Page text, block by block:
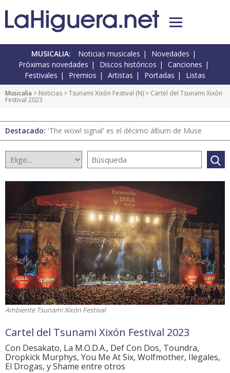
MUSICALIA: Noticias musicales
Novedades
Próximas novedades
Discos históricos
Canciones
Festivales
Premios Artistas Portadas Listas
Musicalia > Noticias >Tsunami Xixón Festival (N) > Cartel del Tsunami Xixón
Festival 2023
Destacado: 'The wow! signal' es el décimo álbum de Muse
Ambiente Tsunami Xixón Festival
Cartel del Tsunami Xixón Festival 2023
Con Desakato, La M.O.D.A., Def Con Dos, Toundra,
Dropkick Murphys, You Me At Six, Wolfmother, Ilegales,
El Drogas, y Shame entre otros